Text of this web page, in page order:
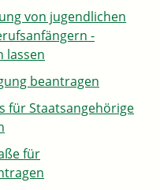
von jugendlichen
-
lassen
beantragen
für Staatsangehörige
für